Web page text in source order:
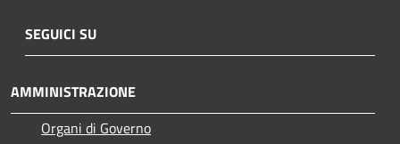
SEGUICI SU
AMMINISTRAZIONE
Organi di Governo